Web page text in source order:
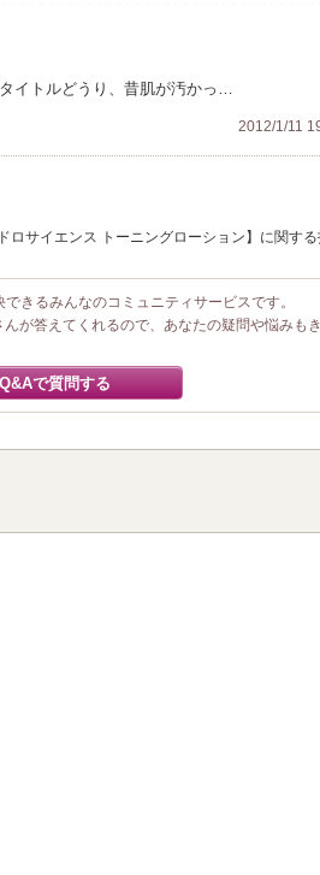
イトルどうり、昔肌が汚かっ…
2012/1/11
ロサイエンス トーニングローション】に関す
きるみんなのコミュニティサービスです。
が答えてくれるので、あなたの疑問や悩みもき
で質問する